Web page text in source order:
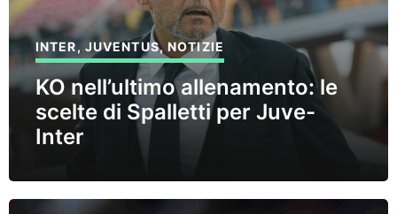
INTER, JUVENTUS,NOTIZIE
KO nell’ultimo allenamento: le
scelte di Spalletti per Juve-
Inter